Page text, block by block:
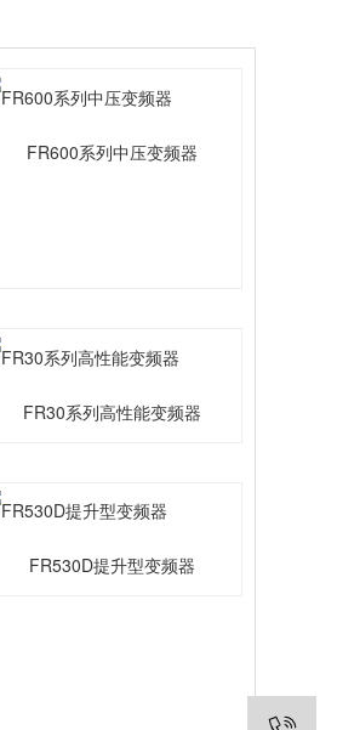
FR600系列中压变频器
FR30系列高性能变频器
FR530D提升型变频器